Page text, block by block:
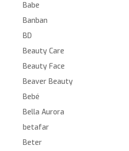
Babe
Banban
BD
Beauty Care
Beauty Face
Beaver Beauty
Bebé
Bella Aurora
betafar
Beter